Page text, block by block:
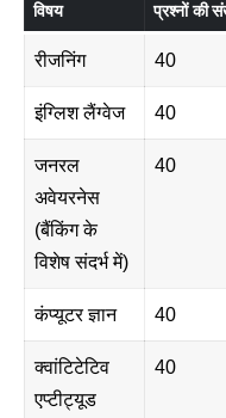
विषय प्रश्नों की
रीजनिंग 40
इंग्लिश लैंग्वेज 40
जनरल
अवेयरनेस
(बैंकिंग के
विशेष संदर्भ में)
40
कंप्यूटर ज्ञान 40
क्वांटिटेटिव
एप्टीट्यूड
40